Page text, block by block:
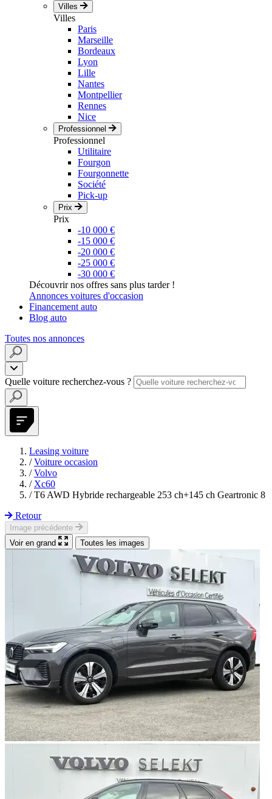
Villes
Villes
Paris
Marseille
Bordeaux
Lyon
Lille
Nantes
Montpellier
Rennes
Nice
Professionnel
Professionnel
Utilitaire
Fourgon
Fourgonnette
Société
Pick-up
Prix
Prix
-10 000 €
-15 000 €
-20 000 €
-25 000 €
-30 000 €
Découvrir nos offres sans plus tarder !
Annonces voitures d'occasion
Financement auto
Blog auto
Toutes nos annonces
Quelle voiture recherchez-vous ?
Leasing voiture
/ Voiture occasion
/ Volvo
/ Xc60
/ T6 AWD Hybride rechargeable 253 ch+145 ch Geartronic 8
Retour
Image précédente
Voir en grand
Toutes les images